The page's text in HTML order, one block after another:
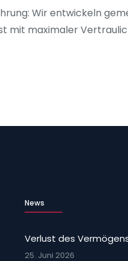
Wir entwickeln
mit maximaler
News
Verlust des
25. Juni 2026